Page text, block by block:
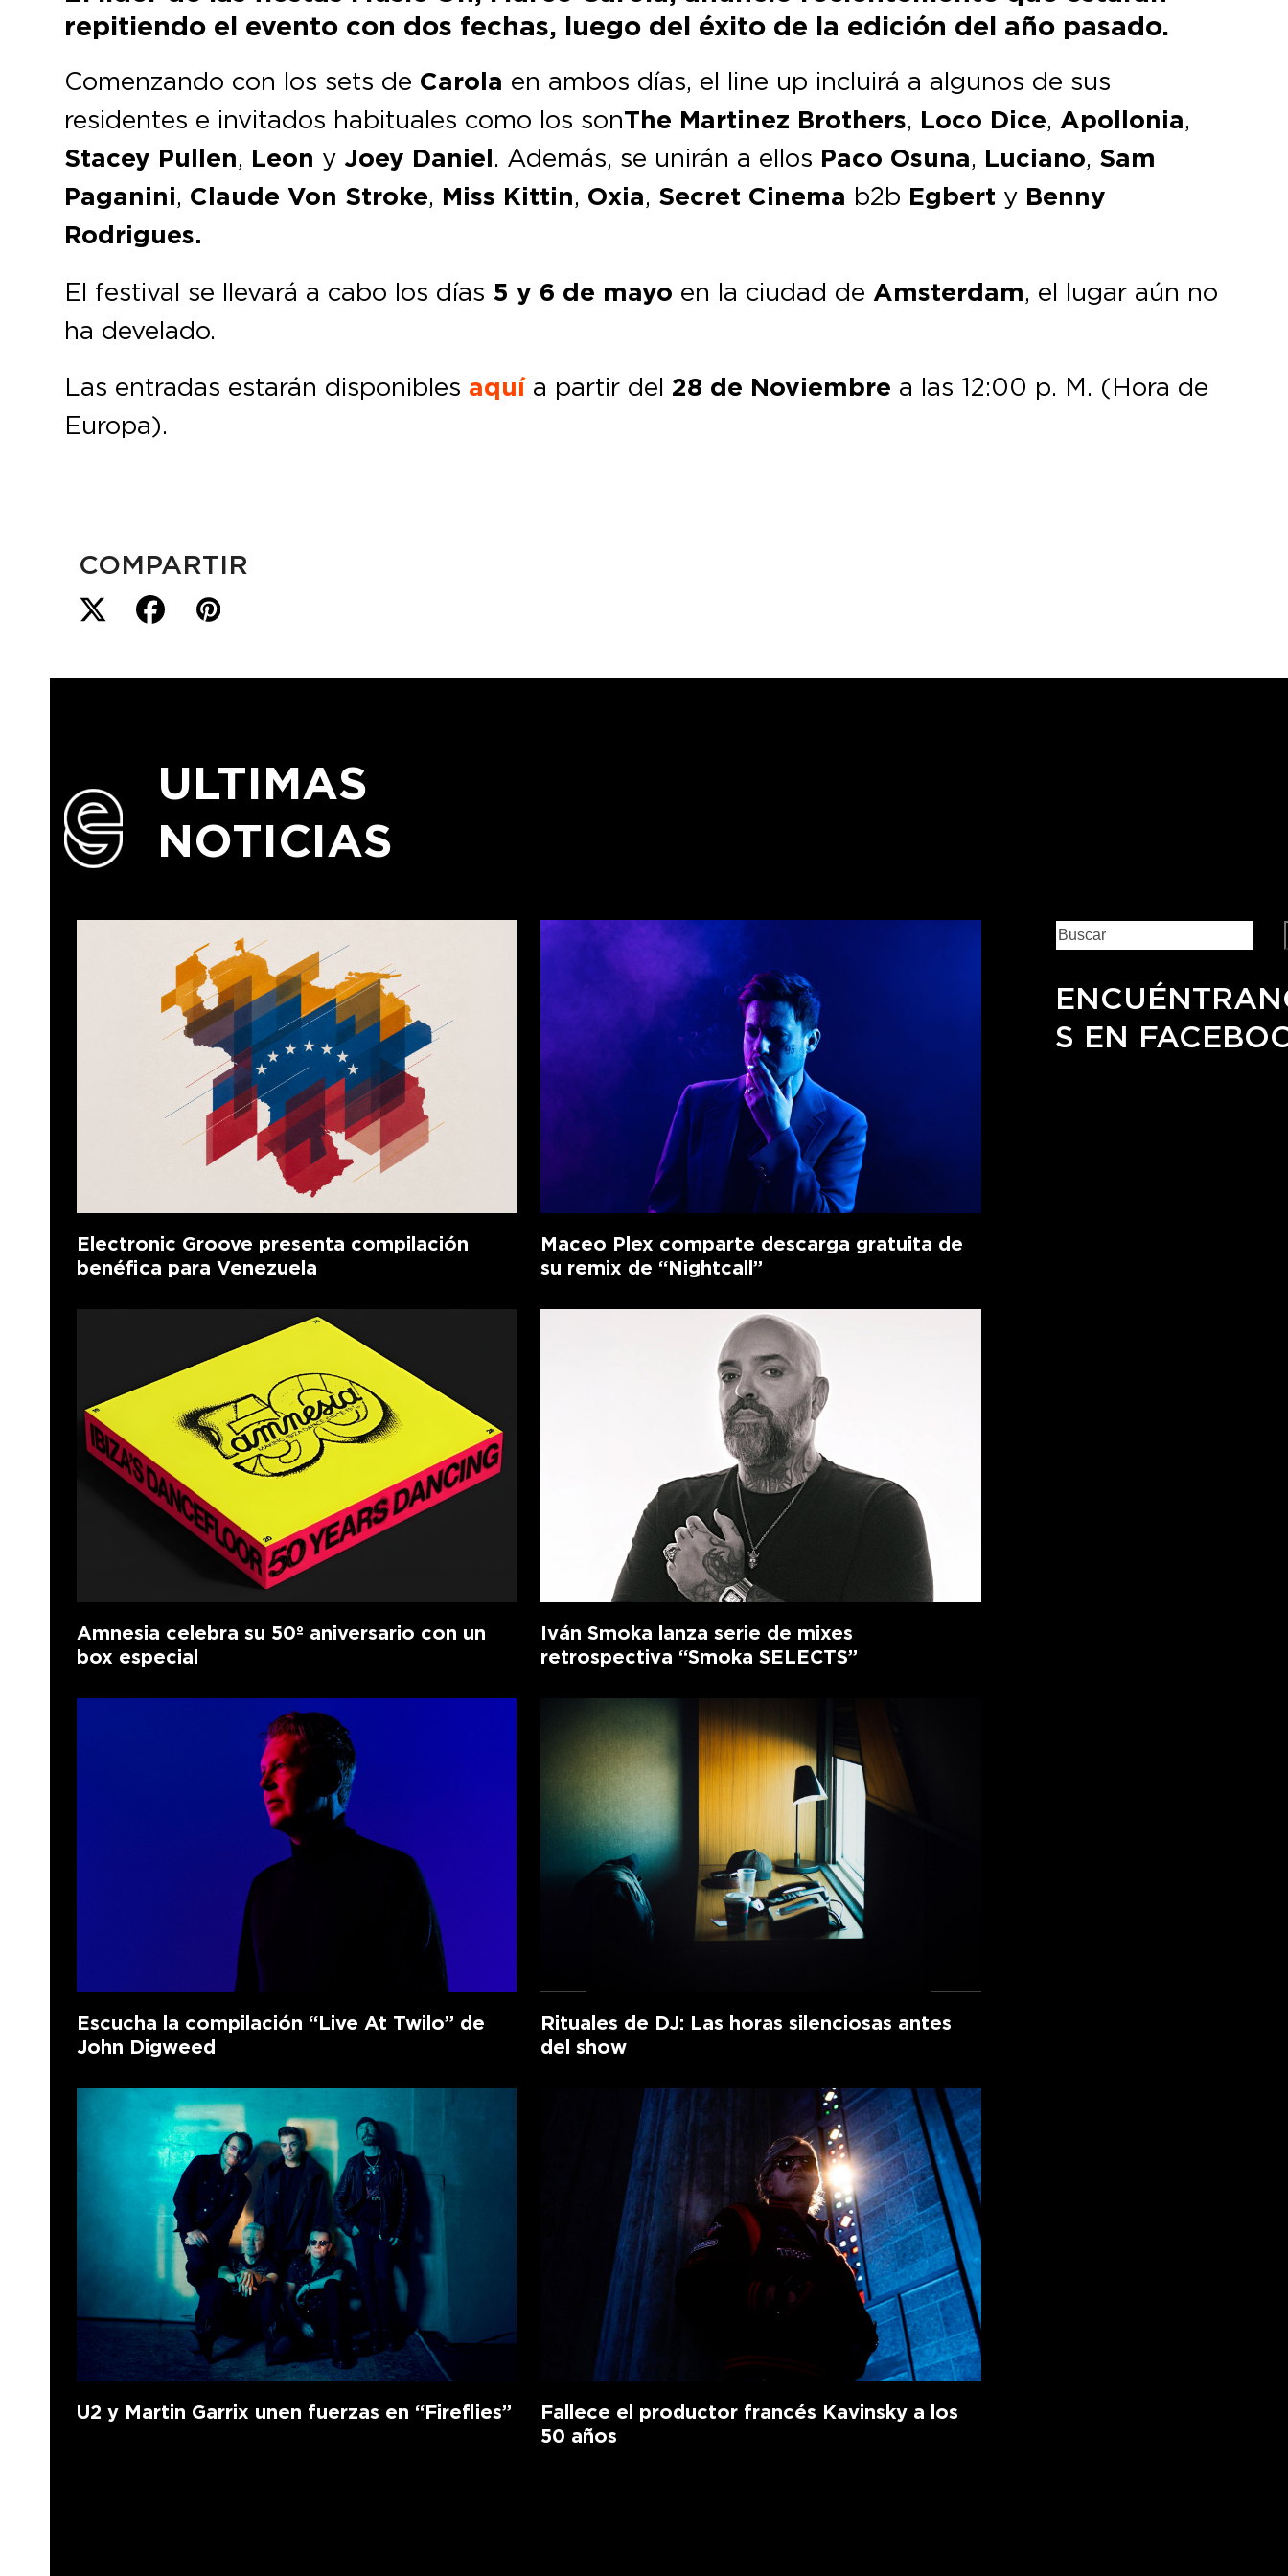
repitiendo el evento con dos fechas, luego del éxito de la edición del año pasado.
Comenzando con los sets de Carola en ambos días, el line up incluirá a algunos de sus
residentes e invitados habituales como los sonThe Martinez Brothers, Loco Dice, Apollonia,
Stacey Pullen, Leon y Joey Daniel. Además, se unirán a ellos Paco Osuna, Luciano, Sam
Paganini, Claude Von Stroke, Miss Kittin, Oxia, Secret Cinema b2b Egbert y Benny
Rodrigues.
El festival se llevará a cabo los días 5 y 6 de mayo en la ciudad de Amsterdam, el lugar aún no
ha develado.
Las entradas estarán disponibles aquí a partir del 28 de Noviembre a las 12:00 p. M. (Hora de
Europa).
COMPARTIR
ULTIMAS
NOTICIAS
Electronic Groove presenta compilación
benéfica para Venezuela
Maceo Plex comparte descarga gratuita de
su remix de “Nightcall”
Amnesia celebra su 50º aniversario con un
box especial
Iván Smoka lanza serie de mixes
retrospectiva “Smoka SELECTS”
Escucha la compilación “Live At Twilo” de
John Digweed
Rituales de DJ: Las horas silenciosas antes
del show
U2 y Martin Garrix unen fuerzas en “Fireflies”
Fallece el productor francés Kavinsky a los
50 años
S EN